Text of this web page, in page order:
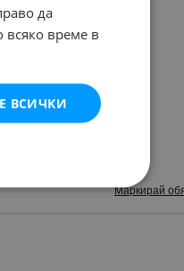
Маркирай
да
всяко време в
ВСИЧКИ